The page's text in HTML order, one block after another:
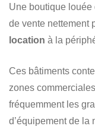
Une boutique
de vente nettement
location à la
Ces bâtiments
zones
fréquemment les
d’équipement de la